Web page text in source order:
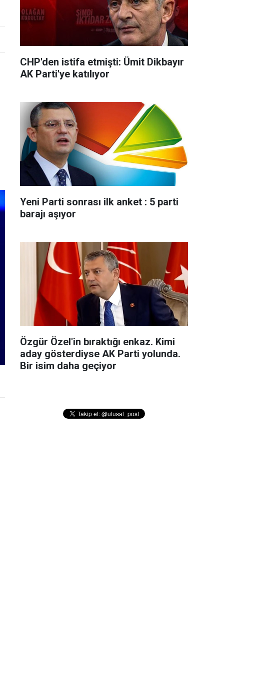
CHP'den istifa etmişti: Ümit Dikbayır
AK Parti'ye katılıyor
Yeni Parti sonrası ilk anket : 5 parti
barajı aşıyor
Özgür Özel'in bıraktığı enkaz. Kimi
aday gösterdiyse AK Parti yolunda.
Bir isim daha geçiyor